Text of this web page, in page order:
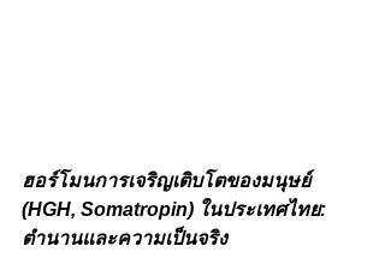
ฮอร์โมนการเจริญเติบโตของมนุษย์
(HGH, Somatropin) ในประเทศไทย:
ตำนานและความเป็นจริง